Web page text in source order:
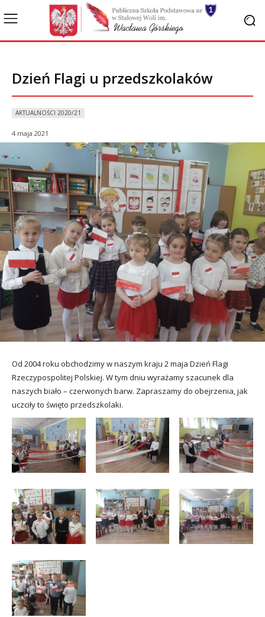
Dzień Flagi u przedszkolaków
AKTUALNOŚCI 2020/21
4 maja 2021
Od 2004 roku obchodzimy w naszym kraju 2 maja Dzień Flagi
Rzeczypospolitej Polskiej. W tym dniu wyrażamy szacunek dla
naszych biało – czerwonych barw. Zapraszamy do obejrzenia, jak
uczciły to święto przedszkolaki.